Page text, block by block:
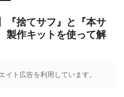
『捨てサフ』と『本サ
作キットを使って解
ト広告を利用しています。